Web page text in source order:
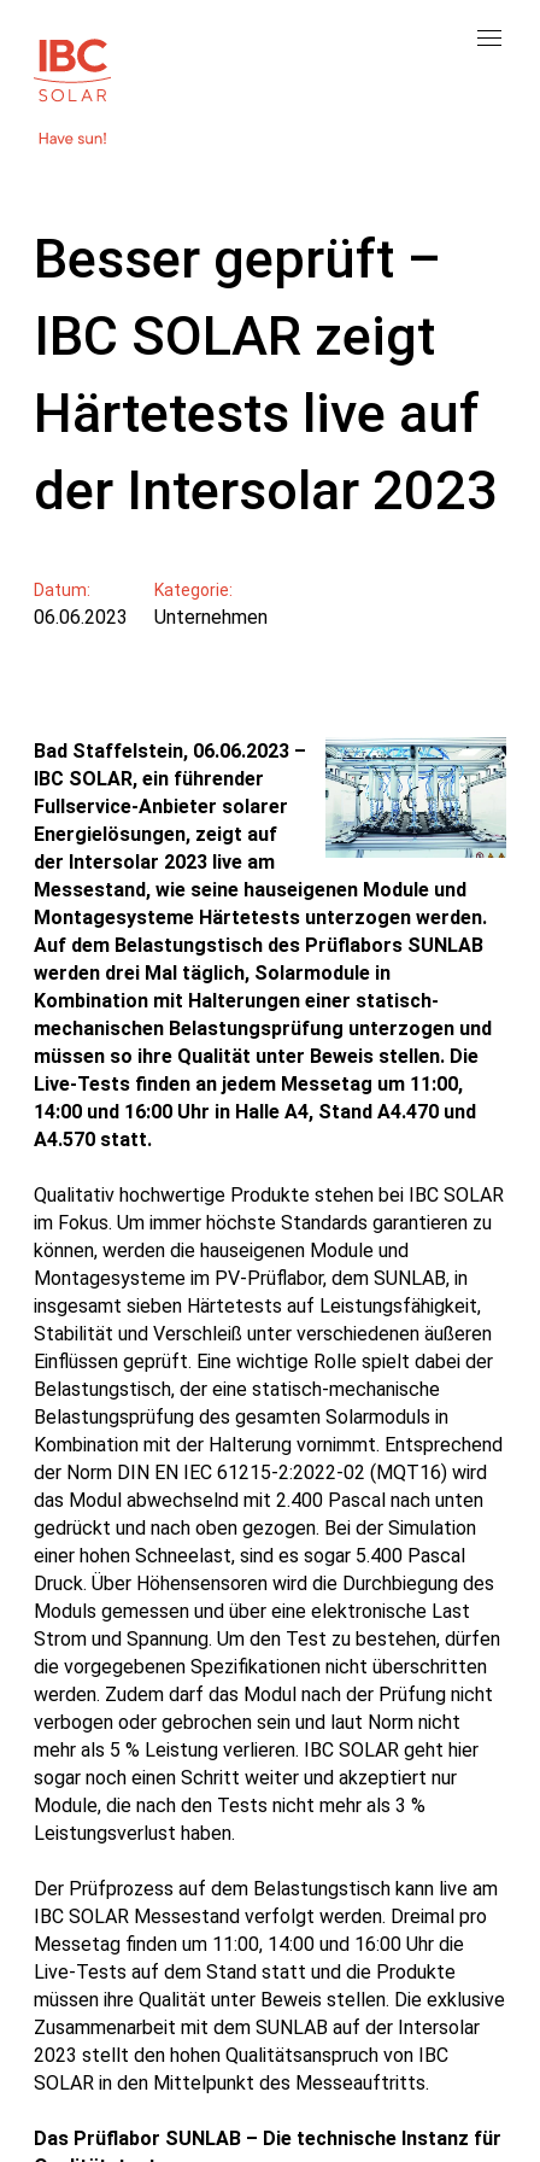
Besser geprüft –
IBC SOLAR zeigt
Härtetests live auf
der Intersolar 2023
Datum:
06.06.2023
Kategorie:
Unternehmen
Bad Staffelstein, 06.06.2023 –
IBC SOLAR, ein führender
Fullservice-Anbieter solarer
Energielösungen, zeigt auf
der Intersolar 2023 live am
Messestand, wie seine hauseigenen Module und
Montagesysteme Härtetests unterzogen werden.
Auf dem Belastungstisch des Prüflabors SUNLAB
werden drei Mal täglich, Solarmodule in
Kombination mit Halterungen einer statisch-
mechanischen Belastungsprüfung unterzogen und
müssen so ihre Qualität unter Beweis stellen. Die
Live-Tests finden an jedem Messetag um 11:00,
14:00 und 16:00 Uhr in Halle A4, Stand A4.470 und
A4.570 statt.
Qualitativ hochwertige Produkte stehen bei IBC SOLAR
im Fokus. Um immer höchste Standards garantieren zu
können, werden die hauseigenen Module und
Montagesysteme im PV-Prüflabor, dem SUNLAB, in
insgesamt sieben Härtetests auf Leistungsfähigkeit,
Stabilität und Verschleiß unter verschiedenen äußeren
Einflüssen geprüft. Eine wichtige Rolle spielt dabei der
Belastungstisch, der eine statisch-mechanische
Belastungsprüfung des gesamten Solarmoduls in
Kombination mit der Halterung vornimmt. Entsprechend
der Norm DIN EN IEC 61215-2:2022-02 (MQT16) wird
das Modul abwechselnd mit 2.400 Pascal nach unten
gedrückt und nach oben gezogen. Bei der Simulation
einer hohen Schneelast, sind es sogar 5.400 Pascal
Druck. Über Höhensensoren wird die Durchbiegung des
Moduls gemessen und über eine elektronische Last
Strom und Spannung. Um den Test zu bestehen, dürfen
die vorgegebenen Spezifikationen nicht überschritten
werden. Zudem darf das Modul nach der Prüfung nicht
verbogen oder gebrochen sein und laut Norm nicht
mehr als 5 % Leistung verlieren. IBC SOLAR geht hier
sogar noch einen Schritt weiter und akzeptiert nur
Module, die nach den Tests nicht mehr als 3 %
Leistungsverlust haben.
Der Prüfprozess auf dem Belastungstisch kann live am
IBC SOLAR Messestand verfolgt werden. Dreimal pro
Messetag finden um 11:00, 14:00 und 16:00 Uhr die
Live-Tests auf dem Stand statt und die Produkte
müssen ihre Qualität unter Beweis stellen. Die exklusive
Zusammenarbeit mit dem SUNLAB auf der Intersolar
2023 stellt den hohen Qualitätsanspruch von IBC
SOLAR in den Mittelpunkt des Messeauftritts.
Das Prüflabor SUNLAB – Die technische Instanz für